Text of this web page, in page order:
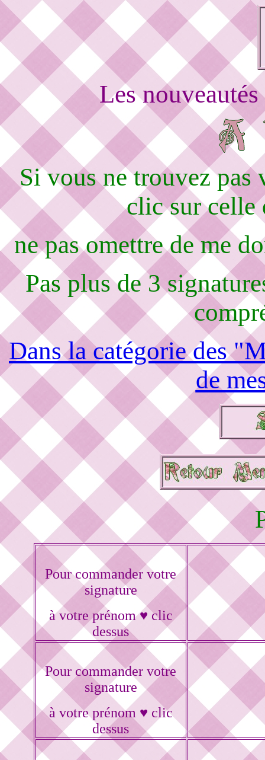
Les
Si vous ne trouvez pas
clic sur celle
ne pas omettre de me
Pas plus de 3
Dans la catégorie des
de
Pour commander votre
signature
à votre prénom ♥ clic
dessus
Pour commander votre
signature
à votre prénom ♥ clic
dessus